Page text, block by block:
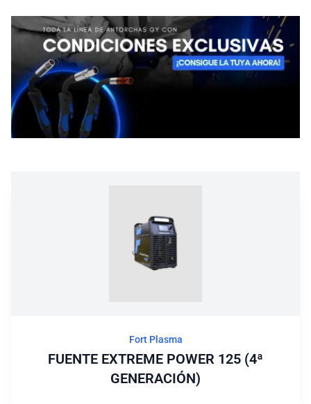
Contacto
Fort Plasma
FUENTE EXTREME POWER 125 (4ª
GENERACIÓN)